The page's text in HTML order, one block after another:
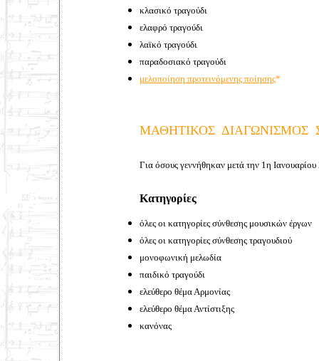
κλασικό τραγούδι
ελαφρό τραγούδι
λαϊκό τραγούδι
παραδοσιακό τραγούδι
μελοποίηση προτεινόμενης ποίησης*
ΜΑΘΗΤΙΚΟΣ ΔΙΑΓΩΝΙΣΜΟΣ
Για όσους γεννήθηκαν μετά την 1η Ιανουαρίου
Κατηγορίες
όλες οι κατηγορίες σύνθεσης μουσικών έργων
όλες οι κατηγορίες σύνθεσης τραγουδιού
μονοφωνική μελωδία
παιδικό τραγούδι
ελεύθερο θέμα Αρμονίας
ελεύθερο θέμα Αντίστιξης
κανόνας